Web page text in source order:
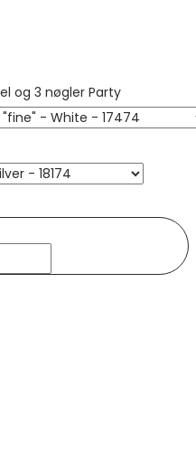
og 3 nøgler Party